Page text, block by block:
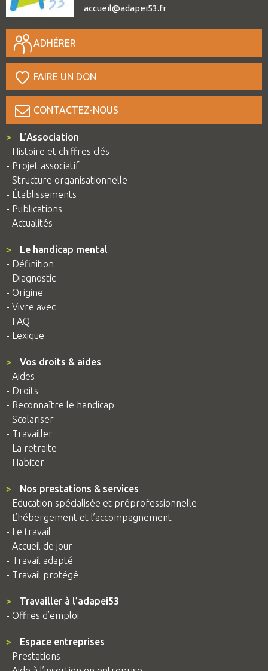
accueil@adapei53.fr
ADHÉRER
FAIRE UN DON
CONTACTEZ-NOUS
>
L’Association
- Histoire et chiffres clés
- Projet associatif
- Structure organisationnelle
- Établissements
- Publications
- Actualités
>
Le handicap mental
- Définition
- Diagnostic
- Origine
- Vivre avec
- FAQ
- Lexique
>
Vos droits & aides
- Aides
- Droits
- Reconnaître le handicap
- Scolariser
- Travailler
- La retraite
- Habiter
>
Nos prestations & services
- Education spécialisée et préprofessionnelle
- L’hébergement et l’accompagnement
- Le travail
- Accueil de jour
- Travail adapté
- Travail protégé
>
Travailler à l’adapei53
- Offres d’emploi
>
Espace entreprises
- Prestations